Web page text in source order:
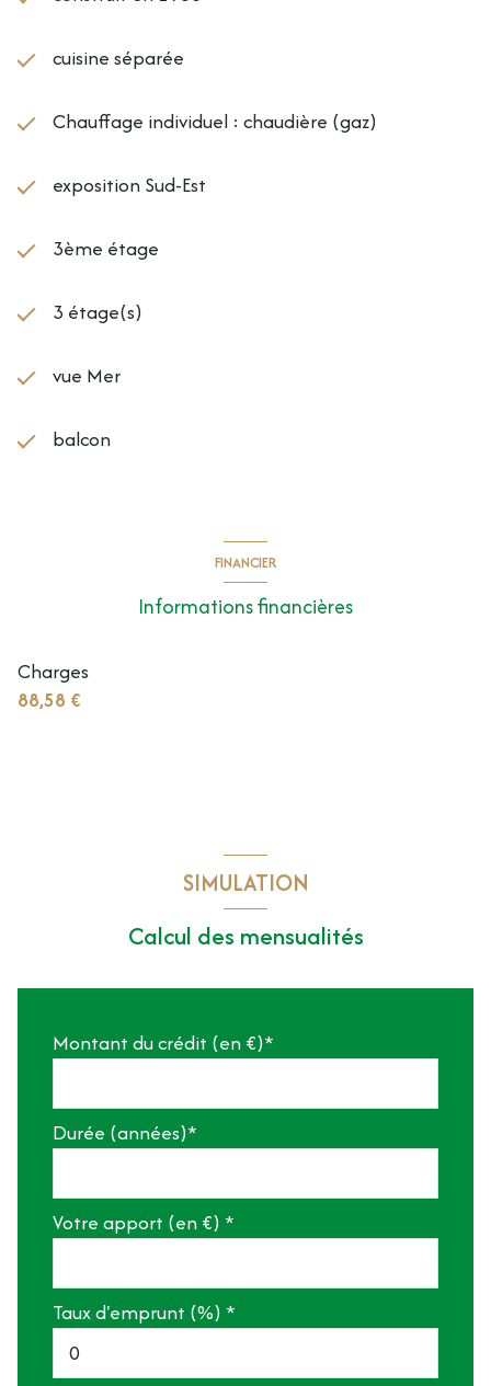
cuisine séparée
Chauffage individuel : chaudière (gaz)
exposition Sud-Est
3ème étage
3 étage(s)
vue Mer
balcon
FINANCIER
Informations financières
Charges
88,58 €
SIMULATION
Calcul des mensualités
Montant du crédit (en €)*
Durée (années)*
Votre apport (en €) *
Taux d'emprunt (%) *